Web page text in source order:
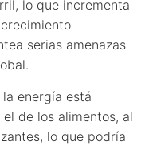
lo que incrementa
serias amenazas
energía está
de los alimentos, al
lo que podría